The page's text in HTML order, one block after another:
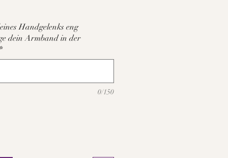
Handgelenks eng
dein Armband in der
*
0/150